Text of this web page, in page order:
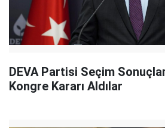
DEVA Partisi Seçim
Kongre Kararı Aldılar